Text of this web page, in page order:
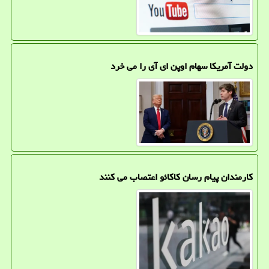
دولت آمریکا سهام اوپن ای آی را می خرد
کارمندان پیام رسان کاکائو اعتصاب می کنند